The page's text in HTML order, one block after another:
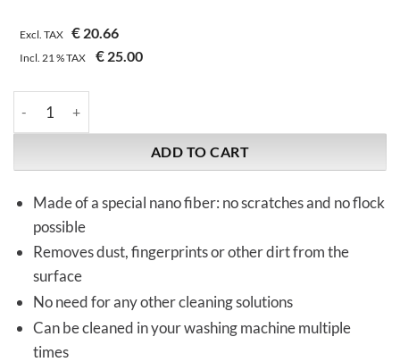
Excl. TAX € 20.66
Incl.21 %TAX € 25.00
ADD TO CART
Made of a special nano fiber: no scratches and no flock
possible
Removes dust, fingerprints or other dirt from the
surface
No need for any other cleaning solutions
Can be cleaned in your washing machine multiple
times